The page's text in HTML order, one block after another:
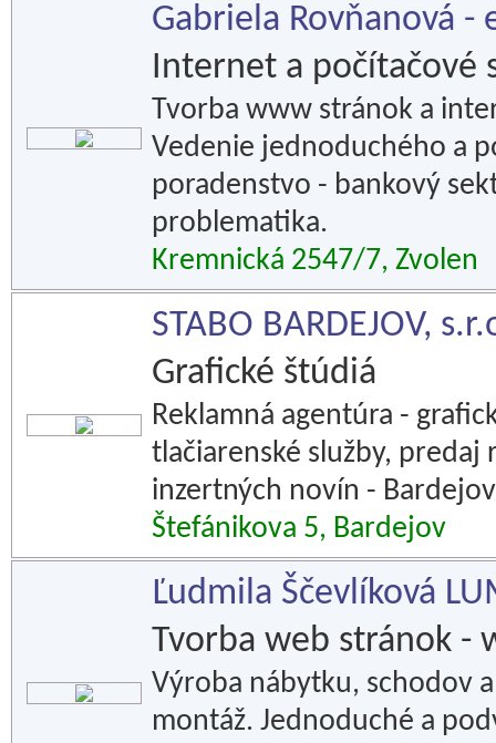
Gabriela Rovňanová -
Internet a počítačové
Tvorba www stránok a
Vedenie jednoduchého a
poradenstvo - bankový
problematika.
Kremnická 2547/7, Zvolen
STABO BARDEJOV,
Grafické štúdiá
Reklamná agentúra -
tlačiarenské služby,
inzertných novín -
Štefánikova 5, Bardejov
Ľudmila Ščevlíková
Tvorba web stránok -
Výroba nábytku, schodov
montáž. Jednoduché a